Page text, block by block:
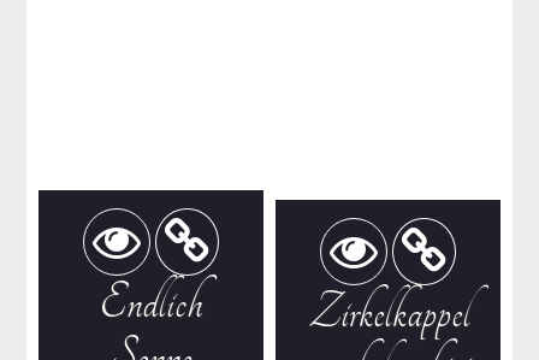
Endlich
Zirkelkappel